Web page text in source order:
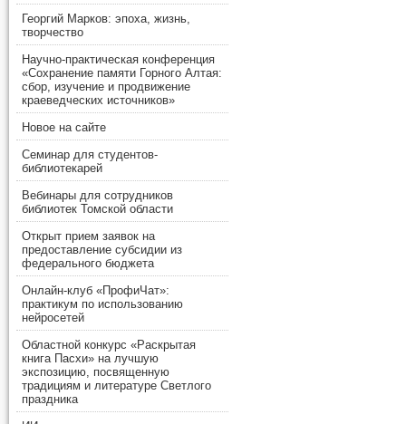
Георгий Марков: эпоха, жизнь,
творчество
Научно-практическая конференция
«Сохранение памяти Горного Алтая:
сбор, изучение и продвижение
краеведческих источников»
Новое на сайте
Семинар для студентов-
библиотекарей
Вебинары для сотрудников
библиотек Томской области
Открыт прием заявок на
предоставление субсидии из
федерального бюджета
Онлайн-клуб «ПрофиЧат»:
практикум по использованию
нейросетей
Областной конкурс «Раскрытая
книга Пасхи» на лучшую
экспозицию, посвященную
традициям и литературе Светлого
праздника